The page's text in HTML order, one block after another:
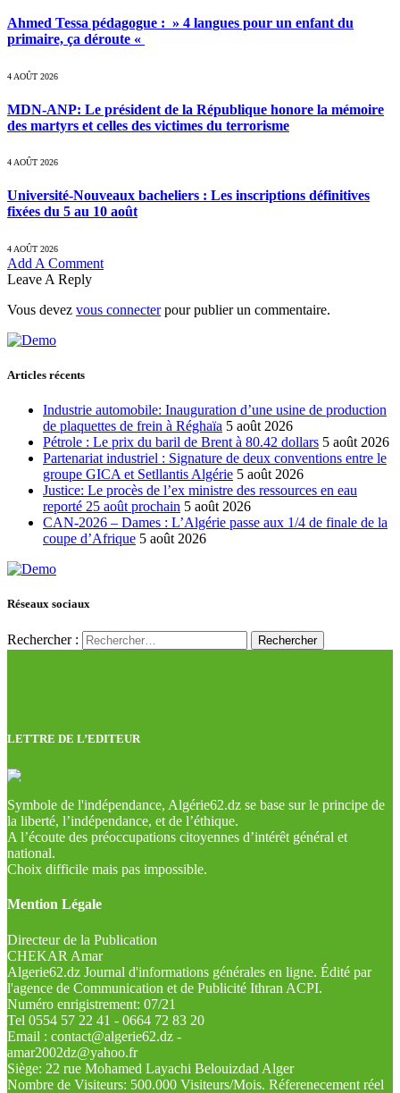
Ahmed Tessa pédagogue : » 4 langues pour un enfant du
primaire, ça déroute «
4 AOÛT 2026
MDN-ANP: Le président de la République honore la mémoire
des martyrs et celles des victimes du terrorisme
4 AOÛT 2026
Université-Nouveaux bacheliers : Les inscriptions définitives
fixées du 5 au 10 août
4 AOÛT 2026
Add A Comment
Leave A Reply
Vous devez vous connecterpour publier un commentaire.
Articles récents
Industrie automobile: Inauguration d’une usine de production
de plaquettes de frein à Réghaïa 5 août 2026
Pétrole : Le prix du baril de Brent à 80.42 dollars 5 août 2026
Partenariat industriel : Signature de deux conventions entre le
groupe GICA et Setllantis Algérie 5 août 2026
Justice: Le procès de l’ex ministre des ressources en eau
reporté 25 août prochain 5 août 2026
CAN-2026 – Dames : L’Algérie passe aux 1/4 de finale de la
coupe d’Afrique 5 août 2026
Réseaux sociaux
Rechercher :
LETTRE DE L’EDITEUR
Symbole de l'indépendance, Algérie62.dz se base sur le principe de
la liberté, l’indépendance, et de l’éthique.
A l’écoute des préoccupations citoyennes d’intérêt général et
national.
Choix difficile mais pas impossible.
Mention Légale
Directeur de la Publication
CHEKAR Amar
Algerie62.dz Journal d'informations générales en ligne. Édité par
l'agence de Communication et de Publicité Ithran ACPI.
Numéro enrigistrement: 07/21
Tel 0554 57 22 41 - 0664 72 83 20
Email : contact@algerie62.dz -
amar2002dz@yahoo.fr
Siège: 22 rue Mohamed Layachi Belouizdad Alger
Nombre de Visiteurs: 500.000 Visiteurs/Mois. Réferenecement réel